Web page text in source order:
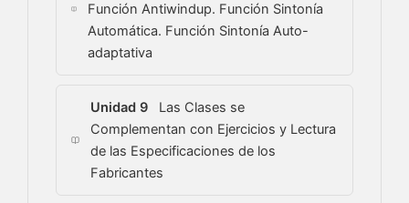
Función Antiwindup. Función Sintonía
Automática. Función Sintonía Auto-
adaptativa
Unidad 9
Las Clases se
Complementan con Ejercicios y Lectura
de las Especificaciones de los
Fabricantes